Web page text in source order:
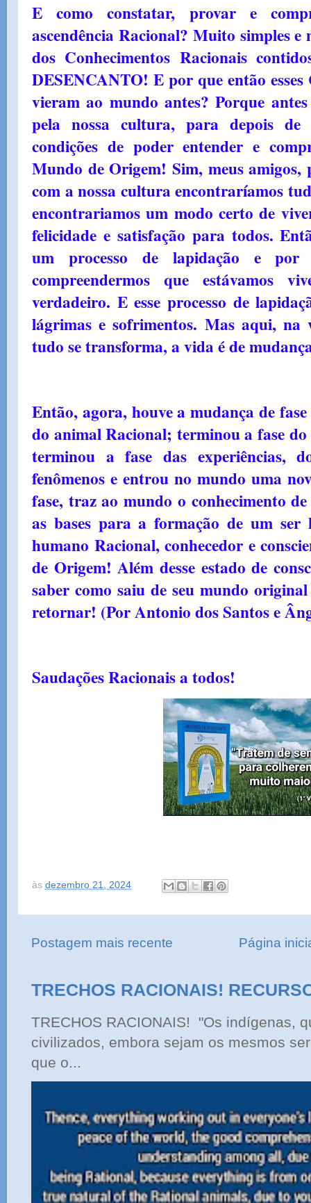
E como constatar, provar e
ascendência Racional? Muito simples
dos Conhecimentos Racionais
DESENCANTO! E por que então
vieram ao mundo antes? Porque
pela nossa cultura, para depois de
condições de poder entender e
Mundo de Origem! Sim, meus amigos,
com a nossa cultura encontraríamos
encontrariamos um modo certo de
felicidade e satisfação para todos.
um processo de lapidação e por
compreendermos que estávamos
verdadeiro. E esse processo de
lágrimas e sofrimentos. Mas aqui,
tudo se transforma, a vida é de
Então, agora, houve a mudança de
do animal Racional; terminou a fase
terminou a fase das experiências,
fenômenos e entrou no mundo uma
fase, traz ao mundo o conhecimento
as bases para a formação de um ser
humano Racional, conhecedor e
de Origem! Além desse estado de
saber como saiu de seu mundo
retornar! (Por Antonio dos Santos e
Saudações Racionais a todos!
às dezembro 21, 2024
Postagem mais recente Página
TRECHOS RACIONAIS!
TRECHOS RACIONAIS! "Os indígenas,
civilizados, embora sejam os mesmos
que o...